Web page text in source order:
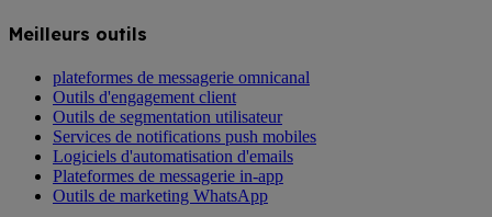
Meilleurs outils
plateformes de messagerie omnicanal
Outils d'engagement client
Outils de segmentation utilisateur
Services de notifications push mobiles
Logiciels d'automatisation d'emails
Plateformes de messagerie in-app
Outils de marketing WhatsApp